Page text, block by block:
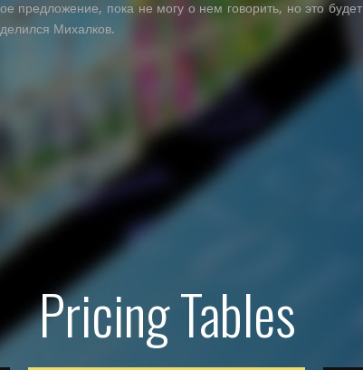
предложение, пока не могу о нем говорить, но это будет
Михалков.
Pricing Tables